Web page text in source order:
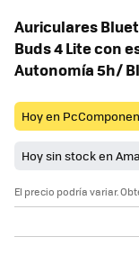
Auriculares
Buds 4 Lite con
Autonomía 5h/
Hoy en
Hoy sin stock en
El precio podría variar.